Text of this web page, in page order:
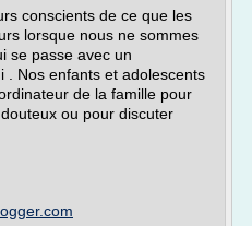
conscients de ce que les
lorsque nous ne sommes
se passe avec un
. Nos enfants et adolescents
de la famille pour
ou pour discuter